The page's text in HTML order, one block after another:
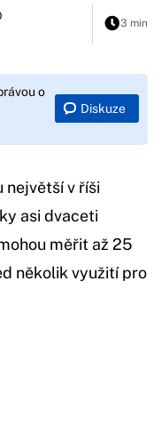
3 min
o
Diskuze
největší v říši
asi dvaceti
měřit až 25
několik využití pro